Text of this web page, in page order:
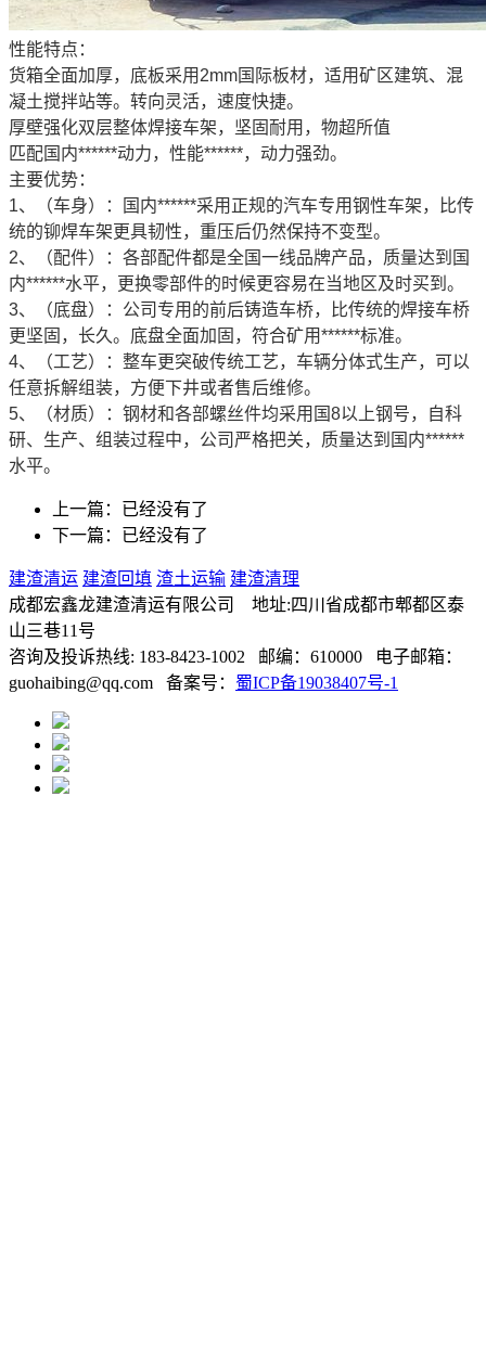
性能特点：
货箱全面加厚，底板采用2mm国际板材，适用矿区建筑、混
凝土搅拌站等。转向灵活，速度快捷。
厚壁强化双层整体焊接车架，坚固耐用，物超所值
匹配国内******动力，性能******，动力强劲。
主要优势：
1、（车身）：国内******采用正规的汽车专用钢性车架，比传
统的铆焊车架更具韧性，重压后仍然保持不变型。
2、（配件）：各部配件都是全国一线品牌产品，质量达到国
内******水平，更换零部件的时候更容易在当地区及时买到。
3、（底盘）：公司专用的前后铸造车桥，比传统的焊接车桥
更坚固，长久。底盘全面加固，符合矿用******标准。
4、（工艺）：整车更突破传统工艺，车辆分体式生产，可以
任意拆解组装，方便下井或者售后维修。
5、（材质）：钢材和各部螺丝件均采用国8以上钢号，自科
研、生产、组装过程中，公司严格把关，质量达到国内******
水平。
上一篇：已经没有了
下一篇：已经没有了
建渣清运 建渣回填 渣土运输 建渣清理
成都宏鑫龙建渣清运有限公司 地址:四川省成都市郫都区泰
山三巷11号
咨询及投诉热线: 183-8423-1002 邮编：610000 电子邮箱：
guohaibing@qq.com 备案号： 蜀ICP备19038407号-1